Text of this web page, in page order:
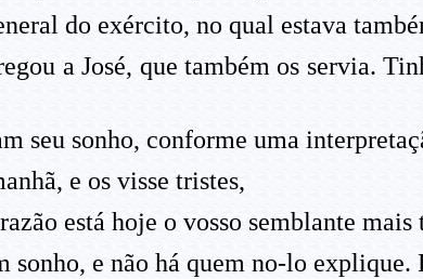
do exército, no qual estava
a José, que também os servia.
seu sonho, conforme uma
e os visse tristes,
está hoje o vosso semblante mais
e não há quem no-lo explique.